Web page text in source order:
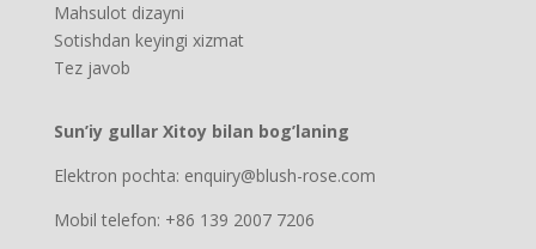
Mahsulot dizayni
Sotishdan keyingi xizmat
Tez javob
Sun’iy gullar Xitoy bilan bog’laning
Elektron pochta: enquiry@blush-rose.com
Mobil telefon: +86 139 2007 7206